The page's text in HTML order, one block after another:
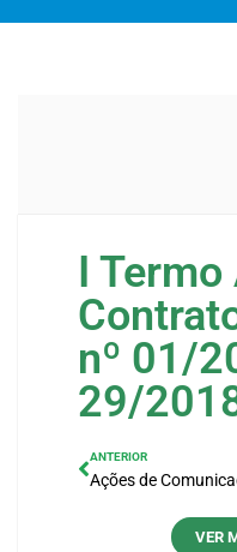
I
nº 01/
29/
ANTERIOR
VER